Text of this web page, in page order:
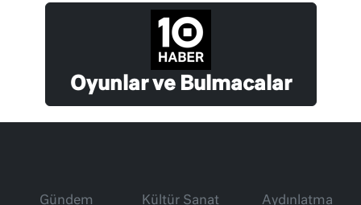
Oyunlar ve Bulmacalar
Gündem
Kültür Sanat
Aydınlatma